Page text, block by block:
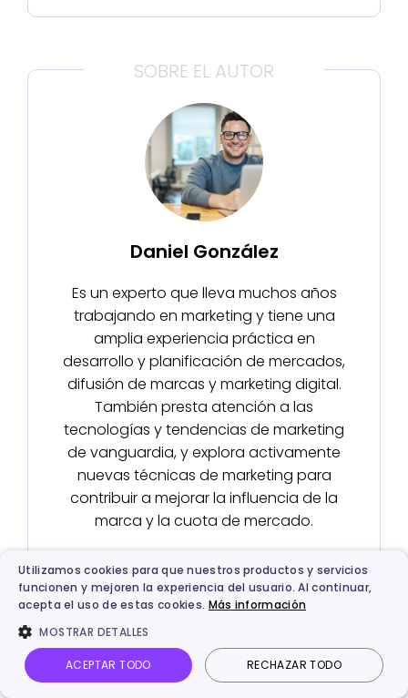
SOBRE EL AUTOR
Daniel González
Es un experto que lleva muchos años
trabajando en marketing y tiene una
amplia experiencia práctica en
desarrollo y planificación de mercados,
difusión de marcas y marketing digital.
También presta atención a las
tecnologías y tendencias de marketing
de vanguardia, y explora activamente
nuevas técnicas de marketing para
contribuir a mejorar la influencia de la
marca y la cuota de mercado.
Utilizamos cookies para que nuestros productos y servicios
funcionen y mejoren la experiencia del usuario. Al continuar,
acepta el uso de estas cookies. Más información
MOSTRAR DETALLES
ACEPTAR TODO RECHAZAR TODO